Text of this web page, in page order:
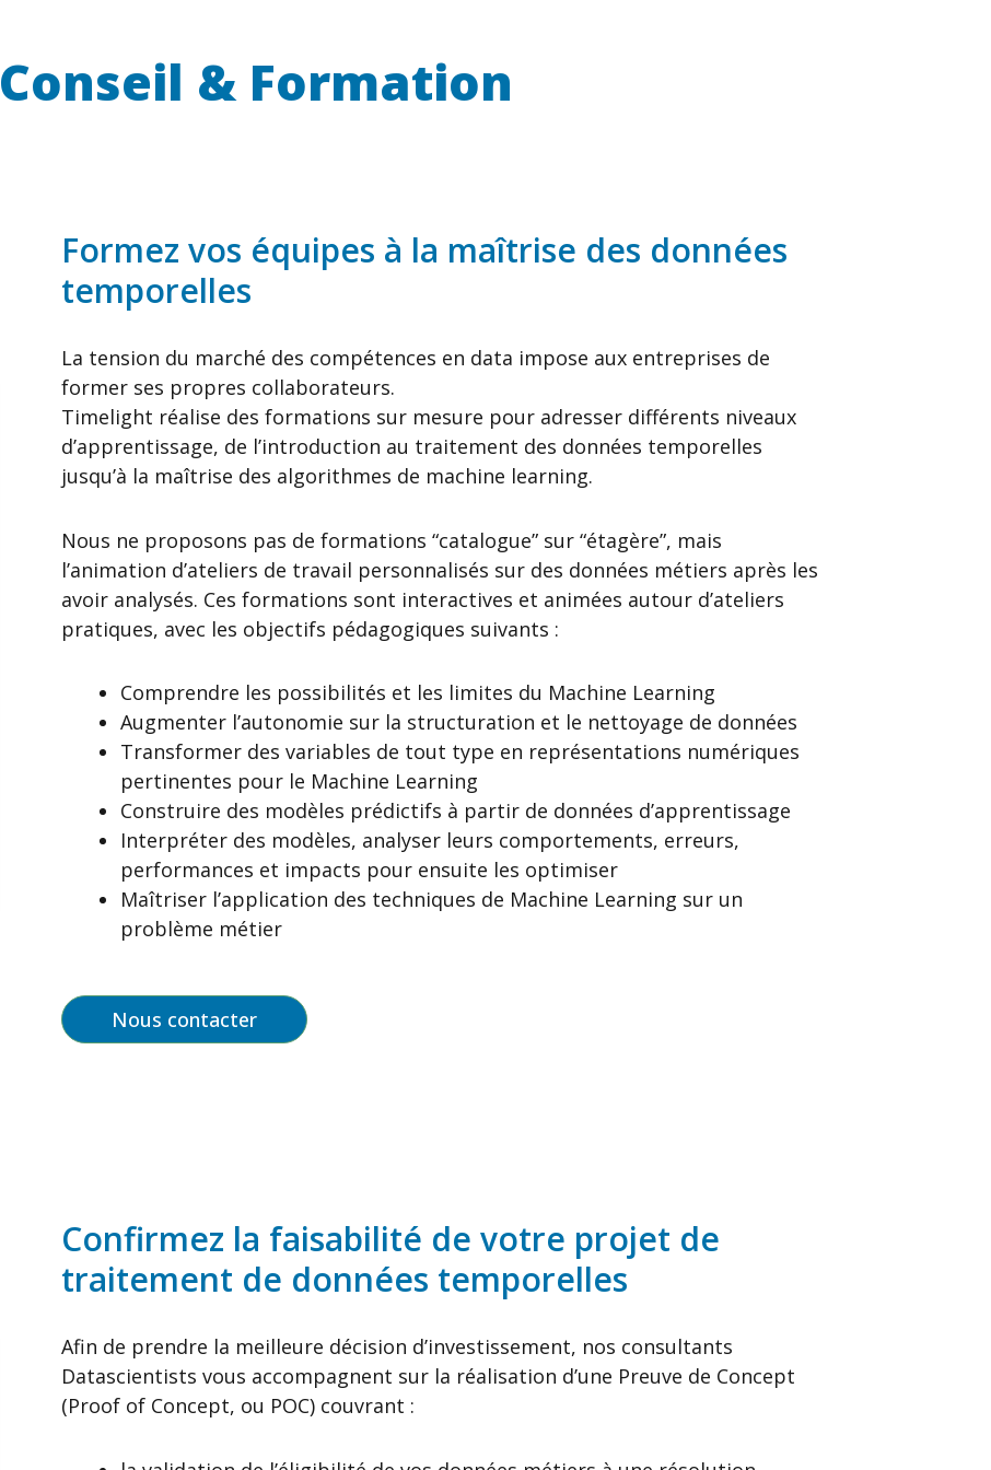
Conseil & Formation
Formez vos équipes à la maîtrise des données
temporelles​
La tension du marché des compétences en data impose aux entreprises de
former ses propres collaborateurs.
Timelight réalise des formations sur mesure pour adresser différents niveaux
d’apprentissage, de l’introduction au traitement des données temporelles
jusqu’à la maîtrise des algorithmes de machine learning.
Nous ne proposons pas de formations “catalogue” sur “étagère”, mais
l’animation d’ateliers de travail personnalisés sur des données métiers après les
avoir analysés. Ces formations sont interactives et animées autour d’ateliers
pratiques, avec les objectifs pédagogiques suivants :
Comprendre les possibilités et les limites du Machine Learning
Augmenter l’autonomie sur la structuration et le nettoyage de données
Transformer des variables de tout type en représentations numériques
pertinentes pour le Machine Learning
Construire des modèles prédictifs à partir de données d’apprentissage
Interpréter des modèles, analyser leurs comportements, erreurs,
performances et impacts pour ensuite les optimiser
Maîtriser l’application des techniques de Machine Learning sur un
problème métier
Nous contacter
Confirmez la faisabilité de votre projet de
traitement de données temporelles
Afin de prendre la meilleure décision d’investissement, nos consultants
Datascientists vous accompagnent sur la réalisation d’une Preuve de Concept
(Proof of Concept, ou POC) couvrant :